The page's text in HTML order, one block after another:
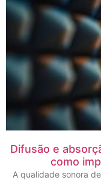
Difusão e
como
A qualidade sonora